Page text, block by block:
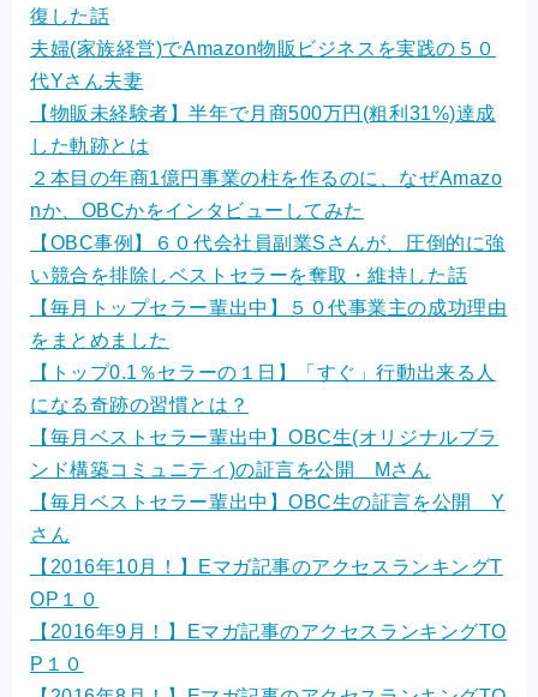
復した話
夫婦(家族経営)でAmazon物販ビジネスを実践の５０
代Yさん夫妻
【物販未経験者】半年で月商500万円(粗利31%)達成
した軌跡とは
２本目の年商1億円事業の柱を作るのに、なぜAmazo
nか、OBCかをインタビューしてみた
【OBC事例】６０代会社員副業Sさんが、圧倒的に強
い競合を排除しベストセラーを奪取・維持した話
【毎月トップセラー輩出中】５０代事業主の成功理由
をまとめました
【トップ0.1％セラーの１日】「すぐ」行動出来る人
になる奇跡の習慣とは？
【毎月ベストセラー輩出中】OBC生(オリジナルブラ
ンド構築コミュニティ)の証言を公開 Mさん
【毎月ベストセラー輩出中】OBC生の証言を公開 Y
さん
【2016年10月！】Eマガ記事のアクセスランキングT
OP１０
【2016年9月！】Eマガ記事のアクセスランキングTO
P１０